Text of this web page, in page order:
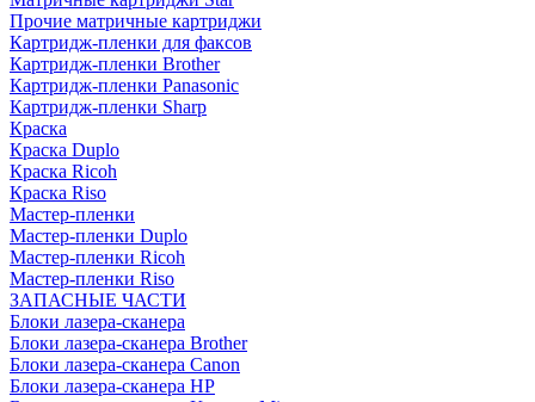
Прочие матричные картриджи
Картридж-пленки для факсов
Картридж-пленки Brother
Картридж-пленки Panasonic
Картридж-пленки Sharp
Краска
Краска Duplo
Краска Ricoh
Краска Riso
Мастер-пленки
Мастер-пленки Duplo
Мастер-пленки Ricoh
Мастер-пленки Riso
ЗАПАСНЫЕ ЧАСТИ
Блоки лазера-сканера
Блоки лазера-сканера Brother
Блоки лазера-сканера Canon
Блоки лазера-сканера HP